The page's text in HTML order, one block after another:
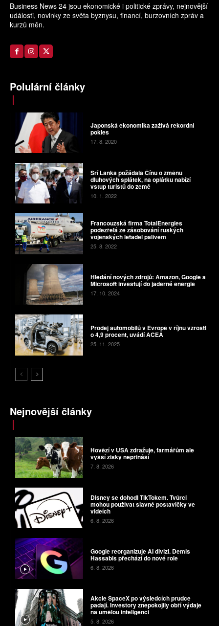
Business News 24 jsou ekonomické i politické zprávy, nejnovější
události, novinky ze světa byznysu, financí, burzovních zpráv a
kurzů měn.
Polulární články
Japonská ekonomika zažívá rekordní
pokles
17. 8. 2020
Srí Lanka požádala Čínu o změnu
dluhových splátek, na oplátku nabízí
vstup turistů do země
10. 1. 2022
Francouzská firma TotalEnergies
podezřelá ze zásobování ruských
vojenských letadel palivem
25. 8. 2022
Hledání nových zdrojů: Amazon, Google a
Microsoft investují do jaderné energie
17. 10. 2024
Prodej automobilů v Evropě v říjnu vzrostl
o 4,9 procent, uvádí ACEA
25. 11. 2025
Nejnovější články
Hovězí v USA zdražuje, farmářům ale
vyšší zisky nepřináší
7. 8. 2026
Disney se dohodl TikTokem. Tvůrci
mohou používat slavné postavičky ve
videích
6. 8. 2026
Google reorganizuje AI divizi. Demis
Hassabis přechází do nové role
6. 8. 2026
Akcie SpaceX po výsledcích prudce
padají. Investory znepokojily obří výdaje
na umělou inteligenci
5. 8. 2026